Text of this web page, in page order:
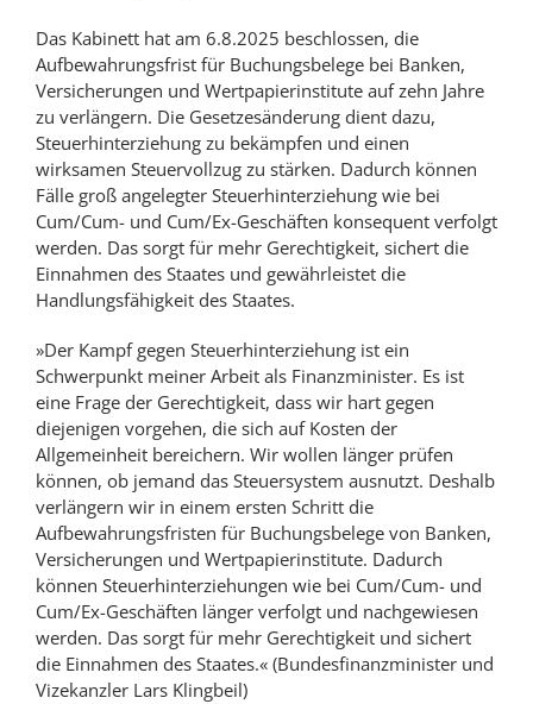
Das Kabinett hat am 6.8.2025 beschlossen, die
Aufbewahrungsfrist für Buchungsbelege bei Banken,
Versicherungen und Wertpapierinstitute auf zehn Jahre
zu verlängern. Die Gesetzesänderung dient dazu,
Steuerhinterziehung zu bekämpfen und einen
wirksamen Steuervollzug zu stärken. Dadurch können
Fälle groß angelegter Steuerhinterziehung wie bei
Cum/Cum- und Cum/Ex-Geschäften konsequent verfolgt
werden. Das sorgt für mehr Gerechtigkeit, sichert die
Einnahmen des Staates und gewährleistet die
Handlungsfähigkeit des Staates.
»Der Kampf gegen Steuerhinterziehung ist ein
Schwerpunkt meiner Arbeit als Finanzminister. Es ist
eine Frage der Gerechtigkeit, dass wir hart gegen
diejenigen vorgehen, die sich auf Kosten der
Allgemeinheit bereichern. Wir wollen länger prüfen
können, ob jemand das Steuersystem ausnutzt. Deshalb
verlängern wir in einem ersten Schritt die
Aufbewahrungsfristen für Buchungsbelege von Banken,
Versicherungen und Wertpapierinstitute. Dadurch
können Steuerhinterziehungen wie bei Cum/Cum- und
Cum/Ex-Geschäften länger verfolgt und nachgewiesen
werden. Das sorgt für mehr Gerechtigkeit und sichert
die Einnahmen des Staates.« (Bundesfinanzminister und
Vizekanzler Lars Klingbeil)